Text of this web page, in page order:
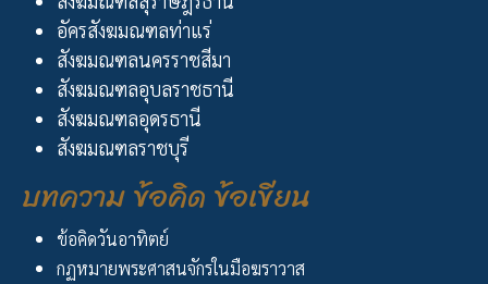
อัครสังฆมณฑลท่าแร่
สังฆมณฑลนครราชสีมา
สังฆมณฑลอุบลราชธานี
สังฆมณฑลอุดรธานี
สังฆมณฑลราชบุรี
บทความ ข้อคิด ข้อเขียน
ข้อคิดวันอาทิตย์
กฏหมายพระศาสนจักรในมือฆราวาส